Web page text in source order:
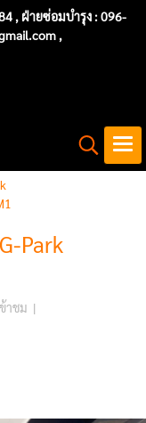
, ฝ่ายซ่อมบำรุง :096-
,
Park
าชม |